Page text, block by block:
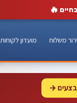
🔥
משלוח מועדון לקוחות
→